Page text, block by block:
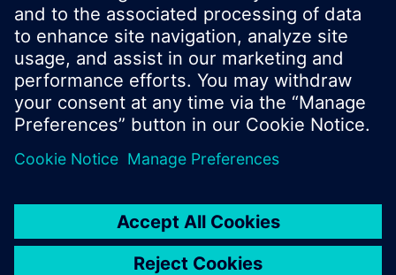
© Siemens Switzerland Ltd. 2017